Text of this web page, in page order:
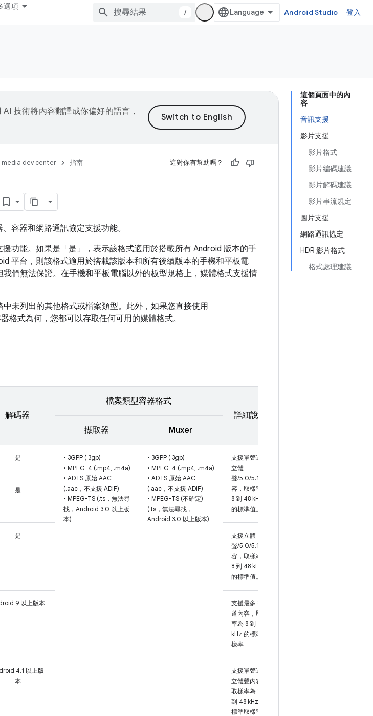
選項
/ Android Studio 登入
這個頁面中的內
容
音訊支援
影片支援
影片格式
影片編碼建議
影片解碼建議
影片串流規定
圖片支援
網路通訊協定
HDR 影片格式
格式處理建議
技術將內容翻譯成你偏好的語言，
media dev center 指南 這對你有幫助嗎？
容器和網路通訊協定支援功能。
功能。如果是「是」，表示該格式適用於搭載所有 Android 版本的手
平台，則該格式適用於搭載該版本和所有後續版本的手機和平板電
們無法保證。在手機和平板電腦以外的板型規格上，媒體格式支援情
未列出的其他格式或檔案類型。此外，如果您直接使用
格式為何，您都可以存取任何可用的媒體格式。
解碼器
檔案類型容器格式
詳細說明
擷取器
Muxer
是
• 3GPP (.3gp)
• MPEG-4 (.mp4, .m4a)
• ADTS 原始 AAC
(.aac，不支援 ADIF)
• MPEG-TS (.ts，無法尋
找，Android 3.0 以上版
本)
• 3GPP (.3gp)
• MPEG-4 (.mp4, .m4a)
• ADTS 原始 AAC
(.aac，不支援 ADIF)
• MPEG-TS (不確定)
(.ts，無法尋找，
Android 3.0 以上版本)
支援單聲道/
立體
聲/5.0/5.1 內
容，取樣率為
8 到 48 kHz
的標準值。
是
是
支援立體
聲/5.0/5.1 內
容，取樣率為
8 到 48 kHz
的標準值。
9 以上版本
支援最多 8 聲
道內容，取樣
率為 8 到 48
kHz 的標準取
樣率
4.1 以上版
本
支援單聲道/
立體聲內容，
取樣率為 16
到 48 kHz 的
標準取樣率